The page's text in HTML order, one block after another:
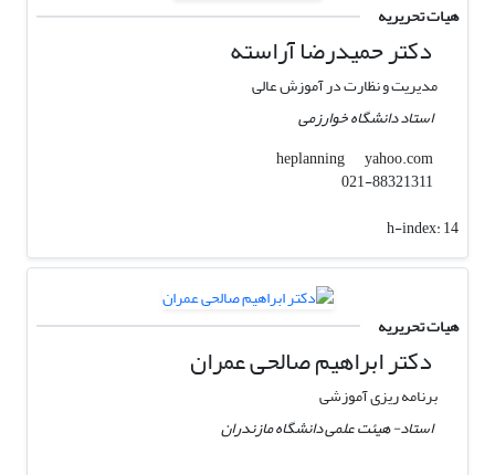
هیات تحریریه
دکتر حمیدرضا آراسته
مدیریت و نظارت در آموزش عالی
استاد دانشگاه خوارزمی
heplanning
yahoo.com
h-index:14
هیات تحریریه
دکتر ابراهیم صالحی عمران
برنامه ریزی آموزشی
استاد- هیئت علمی دانشگاه مازندران